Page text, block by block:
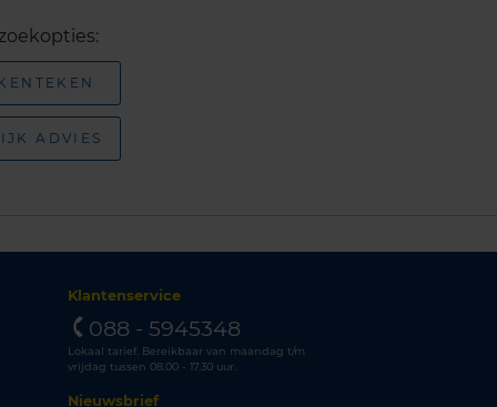
ADVIES
Klantenservice
088 - 5945348
Lokaal tarief. Bereikbaar van maandag t/m
vrijdag tussen 08.00 - 17.30 uur.
Nieuwsbrief